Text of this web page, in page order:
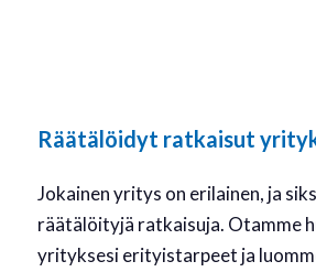
Räätälöidyt ratkaisut
Jokainen yritys on erilainen, ja
räätälöityjä ratkaisuja. Otamme
yrityksesi erityistarpeet ja